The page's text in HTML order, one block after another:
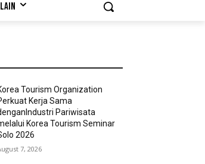
Tourism Organization
Kerja Sama
Pariwisata
Korea Tourism Seminar
2026
7, 2026